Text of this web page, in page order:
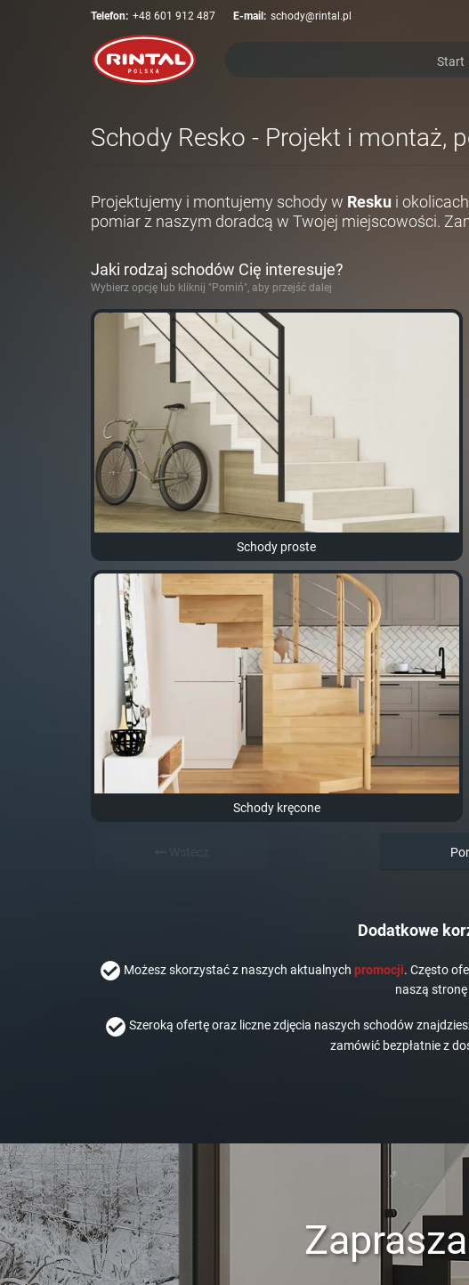
Telefon: +48 601 912 487 E-mail: schody@rintal.pl
Start
Schody Resko - Projekt i montaż,
Projektujemy i montujemy schody w Resku i
pomiar z naszym doradcą w Twojej miejscowości.
Jaki rodzaj schodów Cię interesuje?
Wybierz opcję lub kliknij "Pomiń", aby przejść dalej
Schody proste
Schody kręcone
Dodatkowe
Możesz skorzystać z naszych aktualnych promocji. Często
naszą
Szeroką ofertę oraz liczne zdjęcia naszych schodów
zamówić bezpłatnie z